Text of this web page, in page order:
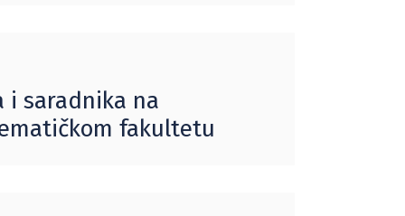
i saradnika na
fakultetu